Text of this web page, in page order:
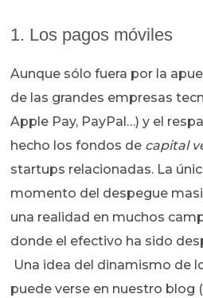
1. Los pagos móviles
Aunque sólo fuera por la
de las grandes empresas
Apple Pay, PayPal…) y el
hecho los fondos de capital
startups relacionadas. La
momento del despegue
una realidad en muchos
donde el efectivo ha sido
Una idea del dinamismo de
puede verse en nuestro blog (